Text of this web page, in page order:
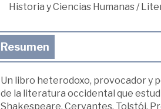
Historia y Ciencias Humanas/
Resumen
Un libro heterodoxo, provocador y
de la literatura occidental que
Shakespeare, Cervantes, Tolstói,